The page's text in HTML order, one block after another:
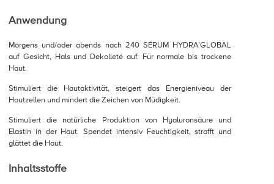
Anwendung
Morgens und/oder abends nach 240 SÉRUM HYDRA’GLOBAL
auf Gesicht, Hals und Dekolleté auf. Für normale bis trockene
Haut.
Stimuliert die Hautaktivität, steigert das Energieniveau der
Hautzellen und mindert die Zeichen von Müdigkeit.
Stimuliert die natürliche Produktion von Hyaluronsäure und
Elastin in der Haut. Spendet intensiv Feuchtigkeit, strafft und
glättet die Haut.
Inhaltsstoffe